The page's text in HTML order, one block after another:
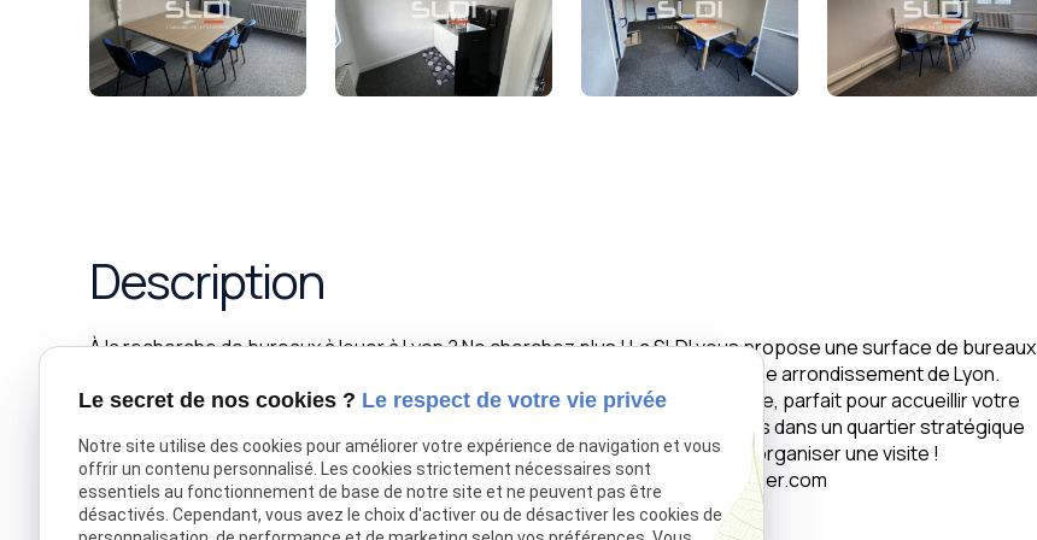
Description
À la recherche de bureaux à louer à Lyon ? Ne cherchez plus ! La SLDI vous propose une surface de bureaux
non divisibles, totalisant 85 m² au 4e étage, idéalement situées au coeur du 3e arrondissement de Lyon.
Ces espaces de travail offrent un environnement professionnel et dynamique, parfait pour accueillir votre
entreprise. Ne manquez pas cette opportunité unique d'installer vos activités dans un quartier stratégique
de la ville. Contactez-nous dès maintenant pour plus d'informations et pour organiser une visite !
Découvrez l'ensemble de nos offres sur notre site internet www.sldi-immobilier.com
Le secret de nos cookies ? Le respect de votre vie privée
Notre site utilise des cookies pour améliorer votre expérience de navigation et vous
offrir un contenu personnalisé. Les cookies strictement nécessaires sont
essentiels au fonctionnement de base de notre site et ne peuvent pas être
désactivés. Cependant, vous avez le choix d'activer ou de désactiver les cookies de